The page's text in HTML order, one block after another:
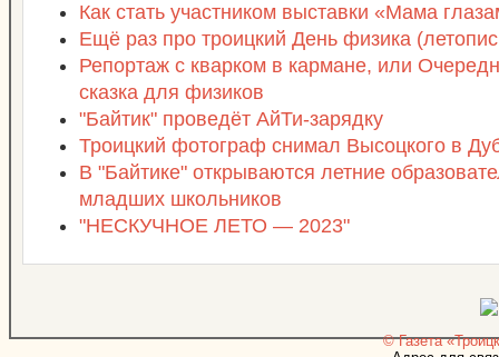
Как стать участником выставки «Мама
Ещё раз про троицкий День физика
Репортаж с кварком в кармане, или
сказка для физиков
"Байтик" проведёт АйТи-зарядку
Троицкий фотограф снимал Высоцкого в
В "Байтике" открываются летние
младших школьников
"НЕСКУЧНОЕ ЛЕТО — 2023"
© Газета